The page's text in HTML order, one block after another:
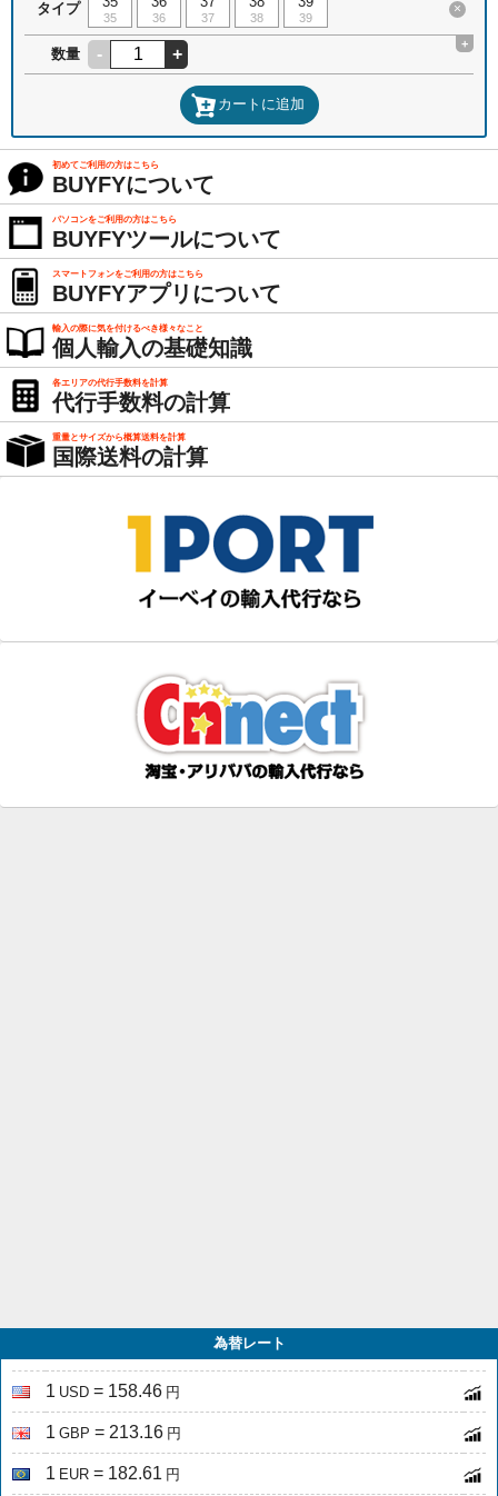
タイプ
35 36 37 38 39
×
数量 - +
+
カートに追加
初めてご利用の方はこちら
BUYFYについて
パソコンをご利用の方はこちら
BUYFYツールについて
スマートフォンをご利用の方はこちら
BUYFYアプリについて
輸入の際に気を付けるべき様々なこと
個人輸入の基礎知識
各エリアの代行手数料を計算
代行手数料の計算
重量とサイズから概算送料を計算
国際送料の計算
為替レート
1 USD = 158.46 円
1 GBP = 213.16 円
1 EUR = 182.61 円